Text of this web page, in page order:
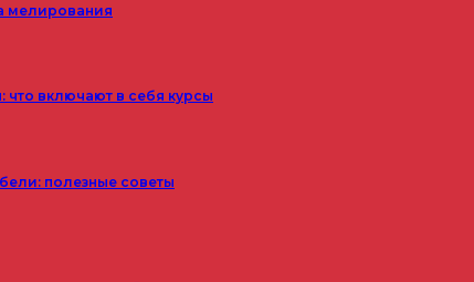
мелирования
что включают в себя курсы
полезные советы